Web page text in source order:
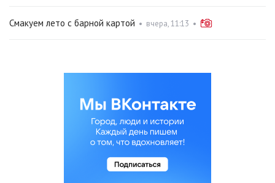
Смакуем лето с барной картой • вчера, 11:13 •